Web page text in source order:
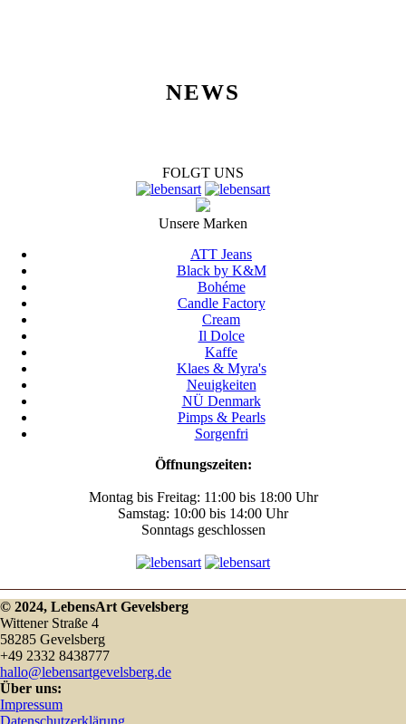
NEWS
FOLGT UNS
Unsere Marken
ATT Jeans
Black by K&M
Bohéme
Candle Factory
Cream
Il Dolce
Kaffe
Klaes & Myra's
Neuigkeiten
NÜ Denmark
Pimps & Pearls
Sorgenfri
Öffnungszeiten:
Montag bis Freitag: 11:00 bis 18:00 Uhr
Samstag: 10:00 bis 14:00 Uhr
Sonntags geschlossen
© 2024, LebensArt Gevelsberg
Wittener Straße 4
58285 Gevelsberg
+49 2332 8438777
hallo@lebensartgevelsberg.de
Über uns:
Impressum
Datenschutzerklärung